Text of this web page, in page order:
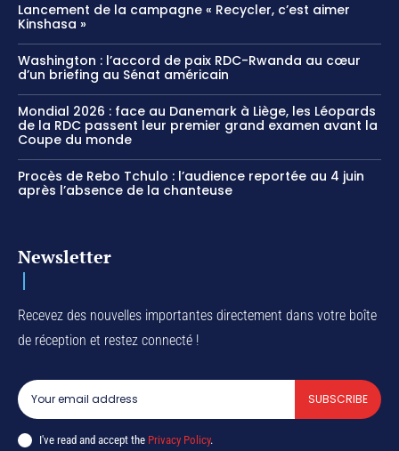
Lancement de la campagne « Recycler, c’est aimer
Kinshasa »
Washington : l’accord de paix RDC-Rwanda au cœur
d’un briefing au Sénat américain
Mondial 2026 : face au Danemark à Liège, les Léopards
de la RDC passent leur premier grand examen avant la
Coupe du monde
Procès de Rebo Tchulo : l’audience reportée au 4 juin
après l’absence de la chanteuse
Newsletter
Recevez des nouvelles importantes directement dans votre boîte
de réception et restez connecté !
SUBSCRIBE
I've read and accept the Privacy Policy.